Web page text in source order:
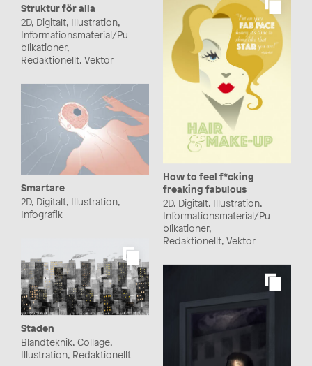
Struktur för alla
2D, Digitalt, Illustration,
Informationsmaterial/Pu
blikationer,
Redaktionellt, Vektor
How to feel f*cking
freaking fabulous
2D, Digitalt, Illustration,
Informationsmaterial/Pu
blikationer,
Redaktionellt, Vektor
Smartare
2D, Digitalt, Illustration,
Infografik
Staden
Blandteknik, Collage,
Illustration, Redaktionellt